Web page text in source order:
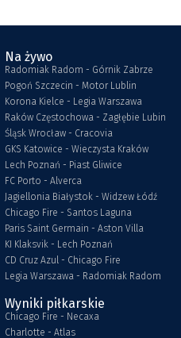
Na żywo
Radomiak Radom - Górnik Zabrze
Pogoń Szczecin - Motor Lublin
Korona Kielce - Legia Warszawa
Raków Częstochowa - Zagłębie Lubin
Śląsk Wrocław - Cracovia
GKS Katowice - Wieczysta Kraków
Lech Poznań - Piast Gliwice
FC Porto - Alverca
Jagiellonia Białystok - Widzew Łódź
Chicago Fire - Santos Laguna
Paris Saint Germain - Aston Villa
KI Klaksvik - Lech Poznań
CD Cruz Azul - Chicago Fire
Legia Warszawa - Radomiak Radom
Wyniki piłkarskie
Chicago Fire - Necaxa
Charlotte - Atlas